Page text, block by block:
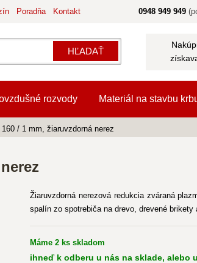
HĽADAŤ
0948 949 949
Poradňa Kontakt
rozvody Materiál na stavbu
/ 1 mm, žiaruvzdorná nerez
Žiaruvzdorná nerezová redukcia zváraná
spalín zo spotrebiča na drevo, drevené brikety
Máme 2 ks skladom
ihneď k odberu u nás na sklade, alebo